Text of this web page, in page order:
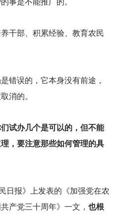
事是不能推广的。
干部、积累经验、教育农民
错误的，它本身没有前途，
消的。
试办几个是可以的，但不能
，要注意那些如何管理的具
日报》上发表的《加强党在农
产党三十周年》一文， 也根